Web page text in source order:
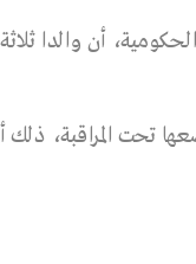
أن والدا
تحت المراقبة، ذلك